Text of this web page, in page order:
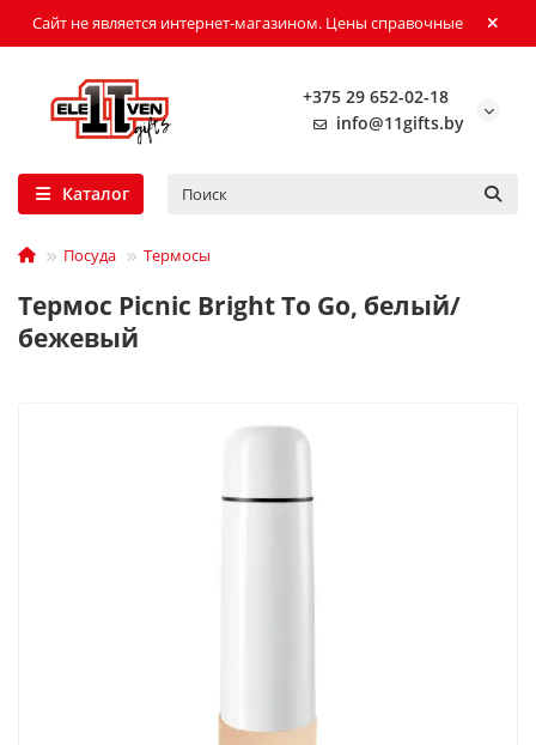
Сайт не является интернет-магазином. Цены справочные
+375 29 652-02-18
info@11gifts.by
Каталог
Посуда Термосы
Термос Picnic Bright To Go, белый/
бежевый